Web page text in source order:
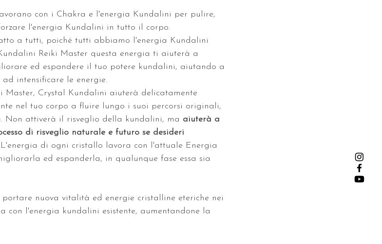
con i Chakra e l'energia Kundalini per pulire,
l'energia Kundalini in tutto il corpo.
a tutti, poiché tutti abbiamo l'energia Kundalini
Reiki Master questa energia ti aiuterà a
ed espandere il tuo potere kundalini, aiutando a
intensificare le energie.
Master, Crystal Kundalini aiuterà delicatamente
nel tuo corpo a fluire lungo i suoi percorsi originali,
Non attiverà il risveglio della kundalini, ma aiuterà a
di risveglio naturale e futuro se desideri
L'energia di ogni cristallo lavora con l'attuale Energia
ed espanderla, in qualunque fase essa sia
nuova vitalità ed energie cristalline eteriche nei
con l'energia kundalini esistente, aumentandone la